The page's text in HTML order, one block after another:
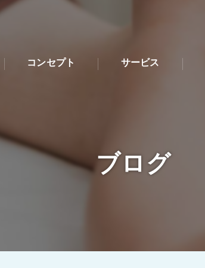
コンセプト サービス
ブログ